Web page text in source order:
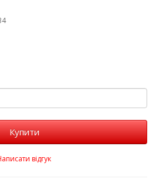
Купити
відгук